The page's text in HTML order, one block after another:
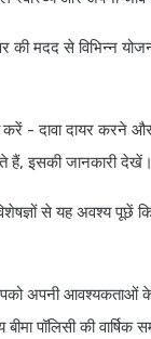
की मदद से विभिन्न
करें - दावा दायर करने
हैं, इसकी जानकारी देखें।
से यह अवश्य पूछें
अपनी आवश्यकताओं
पॉलिसी की वार्षिक